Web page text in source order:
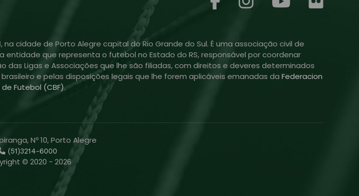
na cidade de Porto Alegre capital do Rio Grande do Sul. É uma associação civil de
entidade que representa o futebol no Estado do RS, responsável por coordenar
Ligas e Associações que lhe são filiadas, com direitos e deveres determinados
e pelas disposições legais que lhe forem aplicáveis emanadas da Federacion
Futebol (CBF).
Nº 10, Porto Alegre
(51)3214-6000
© 2020 - 2026